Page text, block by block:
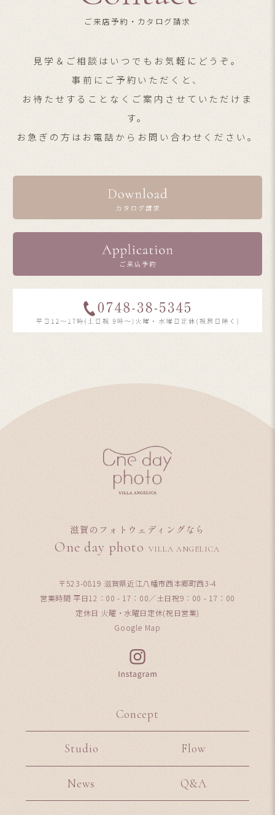
ご来店予約・カタログ請求
見学＆ご相談はいつでもお気軽にどうぞ。
事前にご予約いただくと、
お待たせすることなくご案内させていただけま
す。
お急ぎの方はお電話からお問い合わせください。
滋賀のフォトウェディングなら
One day photo VILLA ANGELICA
〒523-0819 滋賀県近江八幡市西本郷町西3-4
営業時間 平日12：00 - 17：00／土日祝9：00 - 17：00
定休日 火曜・水曜日定休(祝日営業)
Google Map
Concept
Studio Flow
News Q&A